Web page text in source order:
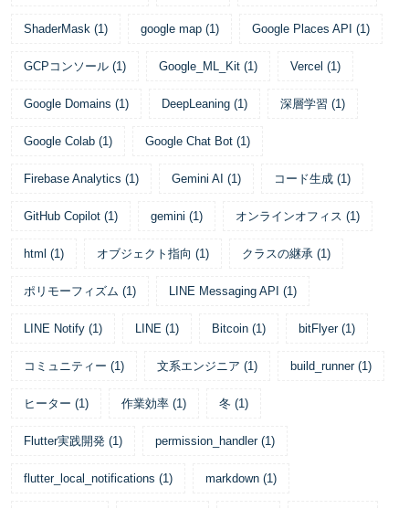
ShaderMask (1) google map (1) Google Places API (1)
GCPコンソール (1) Google_ML_Kit (1) Vercel (1)
Google Domains (1) DeepLeaning (1) 深層学習 (1)
Google Colab (1) Google Chat Bot (1)
Firebase Analytics (1) Gemini AI (1) コード生成 (1)
GitHub Copilot (1) gemini (1) オンラインオフィス (1)
html (1) オブジェクト指向 (1) クラスの継承 (1)
ポリモーフィズム (1) LINE Messaging API (1)
LINE Notify (1) LINE (1) Bitcoin (1) bitFlyer (1)
コミュニティー (1) 文系エンジニア (1) build_runner (1)
ヒーター (1) 作業効率 (1) 冬 (1)
Flutter実践開発 (1) permission_handler (1)
flutter_local_notifications (1) markdown (1)